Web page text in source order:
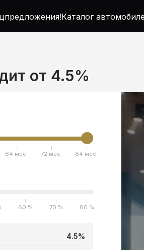
Каталог
от 4.5%
64 мес. 72 мес. 84 мес.
60 % 70 % 80 %
4.5%